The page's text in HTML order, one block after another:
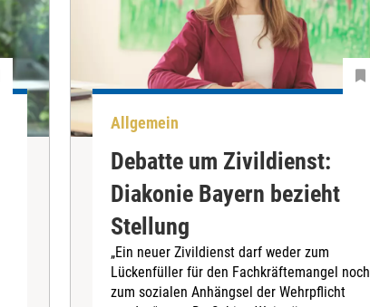
Allgemein
Debatte um Zivildienst:
Diakonie Bayern bezieht
Stellung
„Ein neuer Zivildienst darf weder zum
Lückenfüller für den Fachkräftemangel noch
zum sozialen Anhängsel der Wehrpflicht